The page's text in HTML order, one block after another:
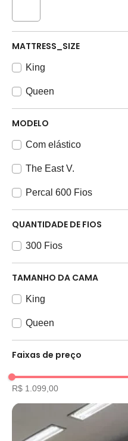
MATTRESS_SIZE
King
Queen
MODELO
Com elástico
The East V.
Percal 600 Fios
QUANTIDADE DE FIOS
300 Fios
TAMANHO DA CAMA
King
Queen
Faixas de preço
R$ 1.099,00